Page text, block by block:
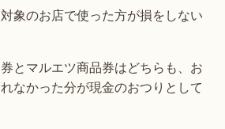
象のお店で使った方が損をしない
とマルエツ商品券はどちらも、お
なかった分が現金のおつりとして